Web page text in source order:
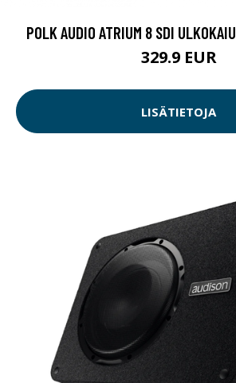
POLK AUDIO ATRIUM 8 SDI
329.9 EUR
LISÄTIETOJA